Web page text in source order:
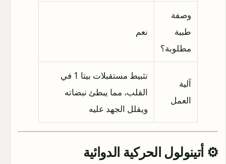
وصفة
طبية
مطلوبة؟
نعم
آلية
العمل
تثبيط مستقبلات بيتا 1 في
القلب، مما يبطئ نبضاته
ويقلل الجهد عليه
⚙️ أتينولول الحركية الدوائية